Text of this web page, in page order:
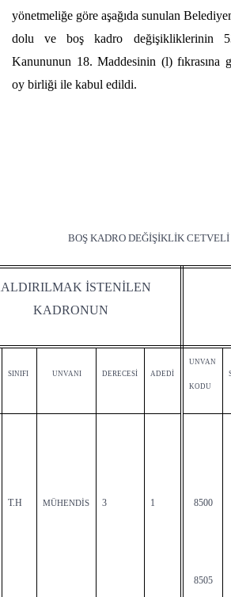
yönetmeliğe göre aşağıda sunulan
dolu ve boş kadro değişikliklerinin
Kanununun 18. Maddesinin (l) fıkrasına
oy birliği ile kabul edildi.
BOŞ KADRO DEĞİŞİKLİK CETVELİ
İSTENİLEN
KADRONUN
SINIFI UNVANI DERECESİ ADEDİ
UNVAN
KODU
T.H MÜHENDİS 3 1 8500
8505